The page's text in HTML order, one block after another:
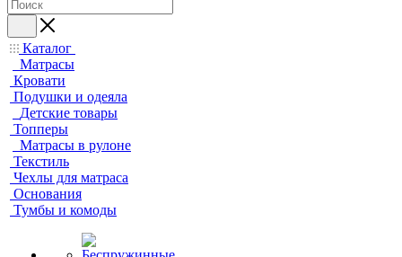
Каталог
Матрасы
Кровати
Подушки и одеяла
Детские товары
Топперы
Матрасы в рулоне
Текстиль
Чехлы для матраса
Основания
Тумбы и комоды